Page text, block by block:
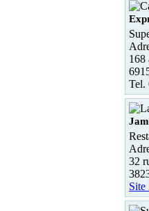
168
Tel.
32
Site